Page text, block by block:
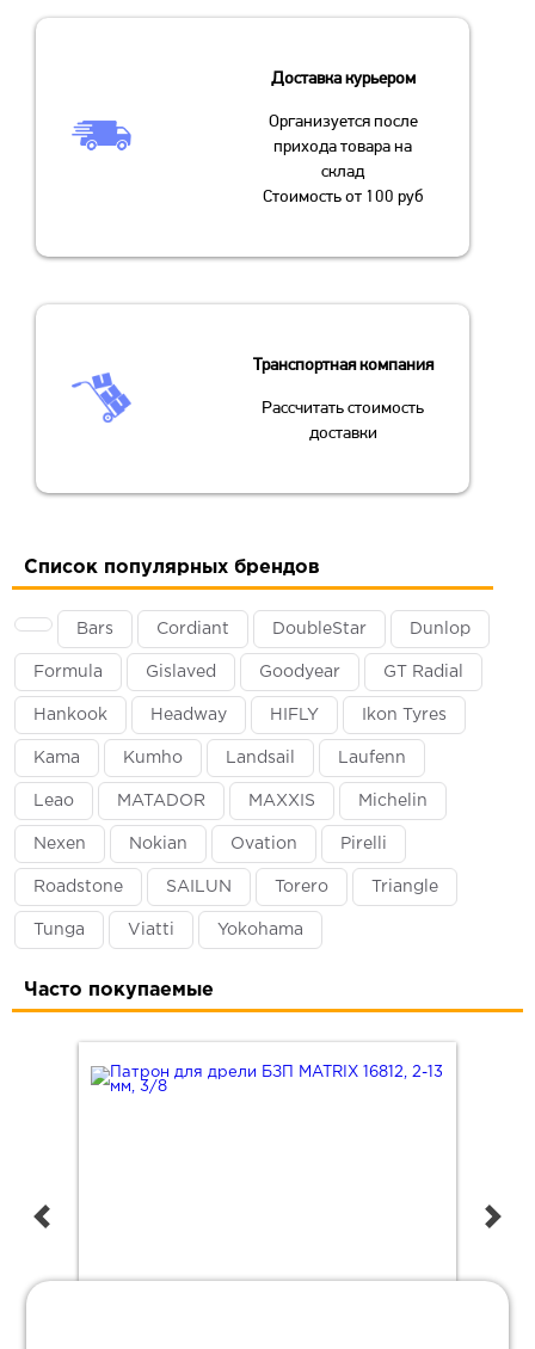
Доставка курьером
Организуется после
прихода товара на
склад
Стоимость от 100 руб
Транспортная компания
Рассчитать стоимость
доставки
Список популярных брендов
Bars Cordiant DoubleStar Dunlop
Formula Gislaved Goodyear GT Radial
Hankook Headway HIFLY Ikon Tyres
Kama Kumho Landsail Laufenn
Leao MATADOR MAXXIS Michelin
Nexen Nokian Ovation Pirelli
Roadstone SAILUN Torero Triangle
Tunga Viatti Yokohama
Часто покупаемые